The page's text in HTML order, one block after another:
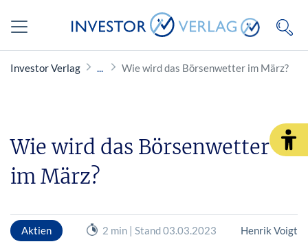
Investor Verlag Wie wird das Börsenwetter im März?
Wie wird das Börsenwetter
im März?
Aktien 2 min | Stand 03.03.2023 Henrik Voigt